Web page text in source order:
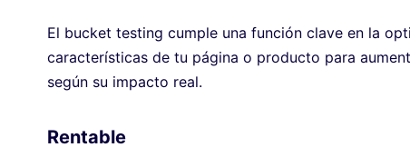
El bucket testing cumple una función clave en la
características de tu página o producto para
según su impacto real.
Rentable